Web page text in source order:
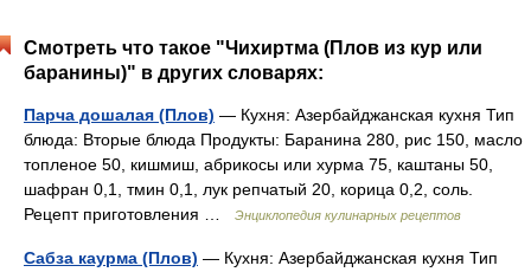
Смотреть что такое "Чихиртма (Плов из кур или
баранины)" в других словарях:
Парча дошалая (Плов) — Кухня: Азербайджанская кухня Тип
блюда: Вторые блюда Продукты: Баранина 280, рис 150, масло
топленое 50, кишмиш, абрикосы или хурма 75, каштаны 50,
шафран 0,1, тмин 0,1, лук репчатый 20, корица 0,2, соль.
Рецепт приготовления …
Энциклопедия кулинарных рецептов
Сабза каурма (Плов) — Кухня: Азербайджанская кухня Тип